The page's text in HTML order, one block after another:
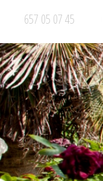
657 05 07 45